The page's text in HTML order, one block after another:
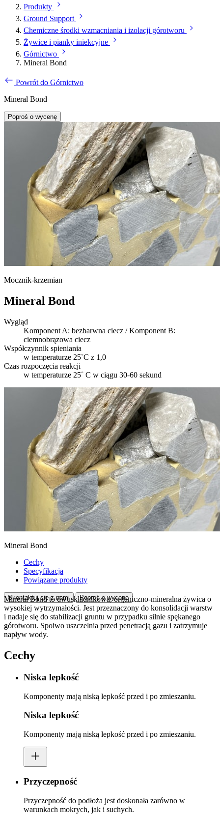
Produkty
Ground Support
Chemiczne środki wzmacniania i izolacji górotworu
Żywice i pianky iniekcyjne
Górnictwo
Mineral Bond
Powrót do Górnictwo
Mineral Bond
Poproś o wycenę
Mocznik-krzemian
Mineral Bond
Wygląd
Komponent A: bezbarwna ciecz / Komponent B:
ciemnobrązowa ciecz
Współczynnik spieniania
w temperaturze 25˚C z 1,0
Czas rozpoczęcia reakcji
w temperaturze 25˚ C w ciągu 30-60 sekund
Mineral Bond
Cechy
Specyfikacja
Powiązane produkty
Skontaktuj się z nami Poproś o wycenę
Mineral Bond to dwuskładnikowa, organiczno-mineralna żywica o
wysokiej wytrzymałości. Jest przeznaczony do konsolidacji warstw
i nadaje się do stabilizacji gruntu w przypadku silnie spękanego
górotworu. Spoiwo uszczelnia przed penetracją gazu i zatrzymuje
napływ wody.
Cechy
Niska lepkość
Komponenty mają niską lepkość przed i po zmieszaniu.
Niska lepkość
Komponenty mają niską lepkość przed i po zmieszaniu.
Przyczepność
Przyczepność do podłoża jest doskonała zarówno w
warunkach mokrych, jak i suchych.